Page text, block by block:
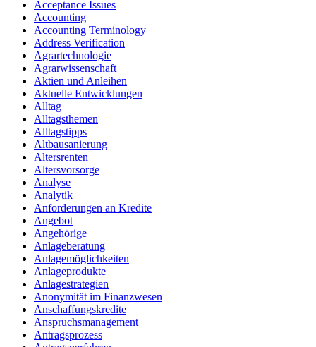
Acceptance Issues
Accounting
Accounting Terminology
Address Verification
Agrartechnologie
Agrarwissenschaft
Aktien und Anleihen
Aktuelle Entwicklungen
Alltag
Alltagsthemen
Alltagstipps
Altbausanierung
Altersrenten
Altersvorsorge
Analyse
Analytik
Anforderungen an Kredite
Angebot
Angehörige
Anlageberatung
Anlagemöglichkeiten
Anlageprodukte
Anlagestrategien
Anonymität im Finanzwesen
Anschaffungskredite
Anspruchsmanagement
Antragsprozess